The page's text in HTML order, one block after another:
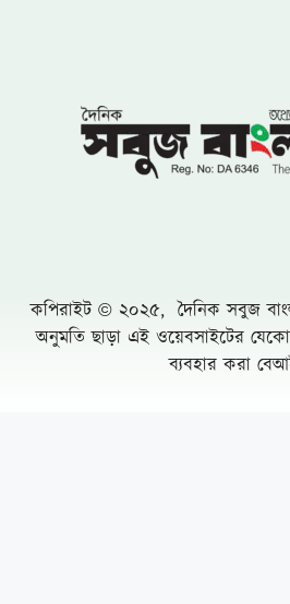
কপিরাইট © ২০২৫, দৈনিক সবুজ
অনুমতি ছাড়া এই ওয়েবসাইটের
ব্যবহার করা